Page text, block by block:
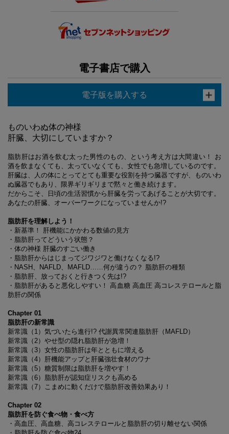
電子書店で購入
電子版を購入する
ものいわぬ体の神様
肝臓、大切にしていますか？
脂肪肝はお酒を飲む太った男性のもの、という考え方は大間違い！ お
酒を飲まなくても、太っていなくても、女性でも急増しているのです。
肝臓は、人の体にとってとても重要な役割を持つ臓器ですが、ものいわ
ぬ臓器でもあり、限界ギリギリまで黙々と働き続けます。
だからこそ、日頃の生活習慣から肝臓を労ってあげることが大切です。
あなたの肝臓、オーバーワークになっていませんか!?
脂肪肝を理解しよう！
・新基準！ 肝機能にかかわる数値の見方
・脂肪肝ってどういう状態？
・体の神様 肝臓のすごい働き
・脂肪肝からはじまってジワジワと働けなくなる!?
・NASH、NAFLD、MAFLD……何が違うの？ 脂肪肝の種類
・脂肪肝、放っておくと行きつく先は!?
・脂肪肝があると悪化しやすい！ 高血糖 高血圧 高コレステロールと脂
肪肝の関係
Chapter 01
脂肪肝の新常識
新常識（1）気づいたら進行!? 代謝異常関連脂肪肝（MAFLD）
新常識（2）やせ型の隠れ脂肪肝が急増！
新常識（3）女性の脂肪肝は年とともに増える
新常識（4）肝機能アップと肝臓強壮食材のワナ
新常識（5）糖質制限は脂肪肝を増やす！
新常識（6）脂肪肝が認知症リスクも高める
新常識（7）こまめに動くだけで脂肪肝改善効果あり！
Chapter 02
脂肪肝を防ぐ食べ物・食べ方
・高血圧、高血糖、高コレステロールと脂肪肝の切り離せない関係